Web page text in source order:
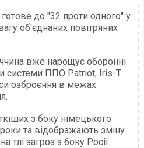
до "32 проти одного" у
об'єднаних повітряних
вже нарощує оборонні
системи ППО Patriot, Iris-T
озброєння в межах
з боку німецького
та відображають зміну
тлі загроз з боку Росії.